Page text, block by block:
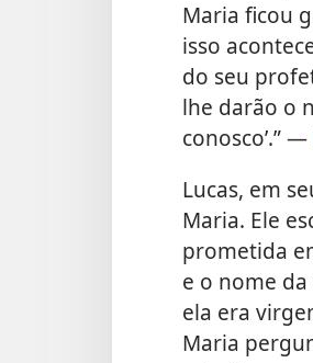
Maria ficou
isso
do seu
lhe darão o
conosco’.” —
Lucas, em
Maria. Ele
prometida
e o nome
ela era
Maria